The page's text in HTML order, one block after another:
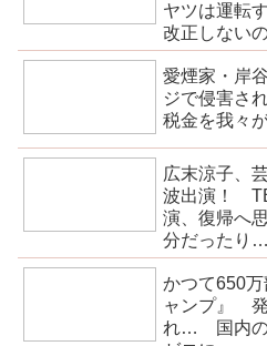
ヤツは運転
改正しないの
愛煙家・岸
ジで侵害さ
税金を我々
広末涼子、
波出演！
演、復帰へ
分だったり…
かつて650
ャンプ』 発
れ… 国内の